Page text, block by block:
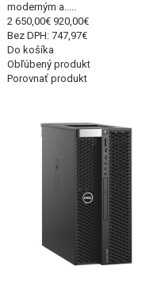
moderným a.....
2 650,00€ 920,00€
Bez DPH: 747,97€
Do košíka
Obľúbený produkt
Porovnať produkt